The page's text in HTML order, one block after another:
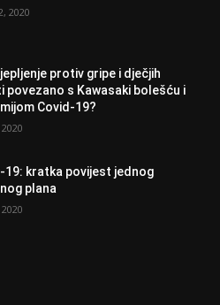
2020
protiv gripe i dječjih
povezano s Kawasaki bolešću i
Covid-19?
19: kratka povijest jednog
plana